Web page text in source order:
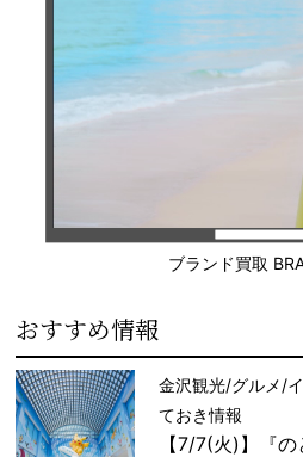
ブランド買取
おすすめ情報
金沢観光/グルメ/
ておき情報
【7/7(火)】『